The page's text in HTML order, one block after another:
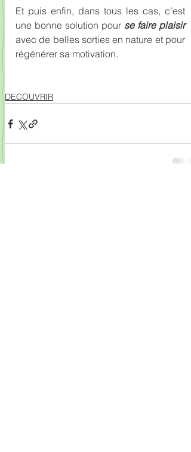
Et puis enfin, dans tous les cas, c’est
une bonne solution pour se faire plaisir
avec de belles sorties en nature et pour
régénérer sa motivation.
DECOUVRIR